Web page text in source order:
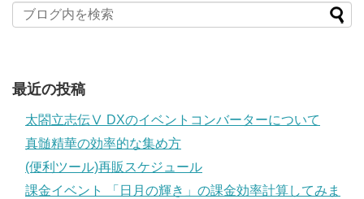
最近の投稿
太閤立志伝Ⅴ DXのイベントコンバーターについて
真髄精華の効率的な集め方
(便利ツール)再販スケジュール
課金イベント 「日月の輝き」の課金効率計算してみま